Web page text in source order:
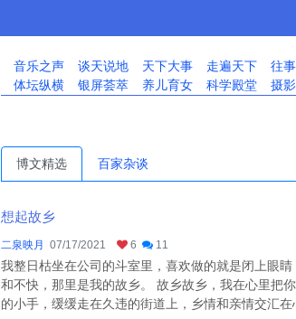
音乐之声 谈天说地 天下大事 走遍天下 往
体坛纵横
银屏荟萃 养儿育女 科学殿堂 摄
博文精选 百家杂谈
想起故乡
二泉映月 07/17/2021 6 11
我整日枯坐在公司的斗室里，喜欢做的就是闭上眼
和不快，那里是我的故乡。 故乡故乡，我在心里把
的小手，缓缓走在久违的街道上，乡情和亲情交汇